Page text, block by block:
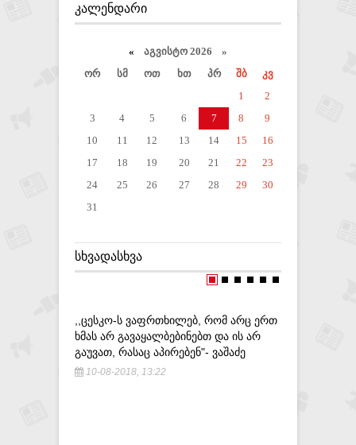
ᲙᲐᲚᲔᲜᲓᲐᲠᲘ
« აგვისტო 2026 »
ორ
სმ ოთ ხთ პრ შბ
კვ
1
2
3
4 5 6 7 8
9
10
11 12 13 14 15
16
17
18 19 20 21 22
23
24
25 26 27 28 29
30
31
ᲡᲮᲕᲐᲓᲐᲡᲮᲕᲐ
,,ᲪᲔᲡᲙᲝ-Ს ᲕᲐᲤᲠᲗᲮᲘᲚᲔᲑ, ᲠᲝᲛ ᲐᲠᲪ ᲔᲠᲗ
ᲮᲛᲐᲡ ᲐᲠ ᲒᲐᲕᲐᲧᲐᲚᲑᲔᲑᲘᲜᲔᲑᲗ ᲓᲐ ᲘᲡ ᲐᲠ
ᲒᲐᲣᲕᲐᲗ, ᲠᲐᲡᲐᲪ ᲐᲞᲘᲠᲔᲑᲔᲜ"- ᲕᲐᲨᲐᲫᲔ
10-08-2018, 13:22